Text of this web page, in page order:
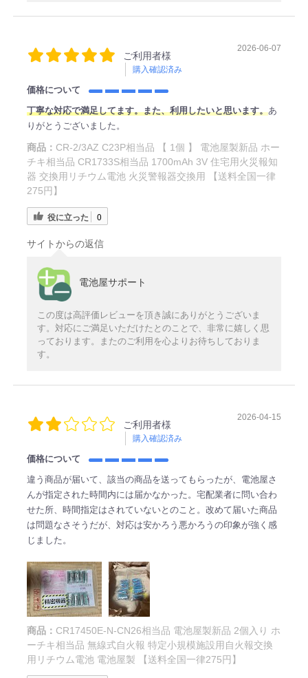
ご利用者様
購入確認済み
2026-06-07
価格について
丁寧な対応で満足してます。また、利用したいと思います。あ
りがとうございました。
商品： CR-2/3AZ C23P相当品 【 1個 】 電池屋製新品 ホー
チキ相当品 CR1733S相当品 1700mAh 3V 住宅用火災報知
器 交換用リチウム電池 火災警報器交換用 【送料全国一律
275円】
役に立った 0
サイトからの返信
電池屋サポート
この度は高評価レビューを頂き誠にありがとうございま
す。対応にご満足いただけたとのことで、非常に嬉しく思
っております。またのご利用を心よりお待ちしておりま
す。
ご利用者様
購入確認済み
2026-04-15
価格について
違う商品が届いて、該当の商品を送ってもらったが、電池屋さ
んが指定された時間内には届かなかった。宅配業者に問い合わ
せた所、時間指定はされていないとのこと。改めて届いた商品
は問題なさそうだが、対応は安かろう悪かろうの印象が強く感
じました。
商品： CR17450E-N-CN26相当品 電池屋製新品 2個入り ホ
ーチキ相当品 無線式自火報 特定小規模施設用自火報交換
用リチウム電池 電池屋製 【送料全国一律275円】